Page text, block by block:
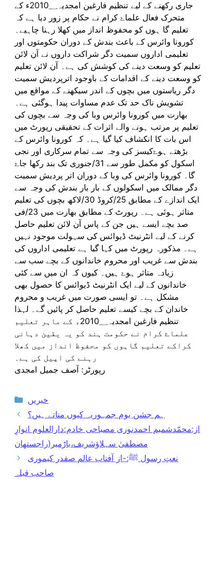
جاری رکھنے کے لیے تنظیم فارغین امجدیہ2010؁ء کے
متحرک فعال علماۓ کرام نے حکام پر زور دیا ہے کہ
تعلیم گا ہوں کو محفوظ انداز میں کھلا رہنا چاہیے۔
کورونا وائرس کے باعث بندش کے دوران حکومتوں اور
تعلیمی اداروں سمیت دگر شراکت داروں نے آن لائن
تعلیم کو وسعت دینے کی کوشش کی ہے۔ آن لائن تعلیم
کو وسعت دینے کے اقدامات کے باوجود اترپردیش سمیت
دگر ریاستوں میں بچوں کے اندر سیکھنے کے مواقع میں
تشویش ناک حد تک عدم مساوات پیدا ہوگئی ہے۔
بھارت میں کورونا وائرس وبا کی وجہ سے بچوں کی
تعلیم پر مرتب ہونے والے اثرات کے تحقیقی رپورٹ میں
اس بات کا انکشاف کیا گیا ہے۔ کہ کورونا وائرس کے
بڑھتے ہوۓکیسز کی وجہ سے تمام سرکاری اور نجی
اسکول کو مکمل طور سے 31/جنوری تک بند رکھا جاۓ
گا۔ کورونا وائرس کی وبا کے دوران اتر پردیش سمیت
دگر ممالک میں اسکولوں کے بار بار بندش کی وجہ سے
ایک اندازے کے مطابق 25/کروڈ 30/لاکھ بچوں کی تعلیم
متاثر ہوئی ہے۔ رپورٹ کے مطابق بھارت میں 23/فی
صد بچے ایسے ہیں جن کے پاس آن لائن تعلیم حاصل
کرنے کے لیے انٹرنیٹ ڈیوائس کی سہولت موجود نہیں
ہے۔ مذکورہ رپورٹ میں کہا گیا ہے تعلیمی اداروں کی
بندش سے غریب اور محروم خاندانوں کے بچے سب سے
زیادہ متاثر ہوۓ ہیں۔ کیوں کہ ان میں سے کئی
خاندانوں کے لیے ایک انٹرنیٹ ڈیوائس کا حصول بھی
مشکل ہے۔ تو ایسی صورت میں غریب و محروم
خاندان کے بچے کیسے تعلیم حاصل کر پائیں گے۔ لہذا
تنظیم فارغین امجدیہ2010؁ء کے ماہر تعلیم
علماۓ کرام نے حکومت ہند کو یہ یقین دہانی
کراکے تعلیم گاہوں کو محفوظ انداز میں کھلا
رہنے کی اپیل کی ہے۔
رپورٹر: آصف جمیل امجدی
Categories
خبریں
ہم جشن یوم جمہوریہ کیوں مناتے ہیں؟
از:محمّدشمیم احمدنوری مصباحی خادم:دارالعلوم انوارِ
مصطفیٰ سہلاؤشریف،باڑمیر(راجستھان
نعتِ رسول ﷺ:-از آفتاب عالم صفدر کیموری
صاحب قبلہ